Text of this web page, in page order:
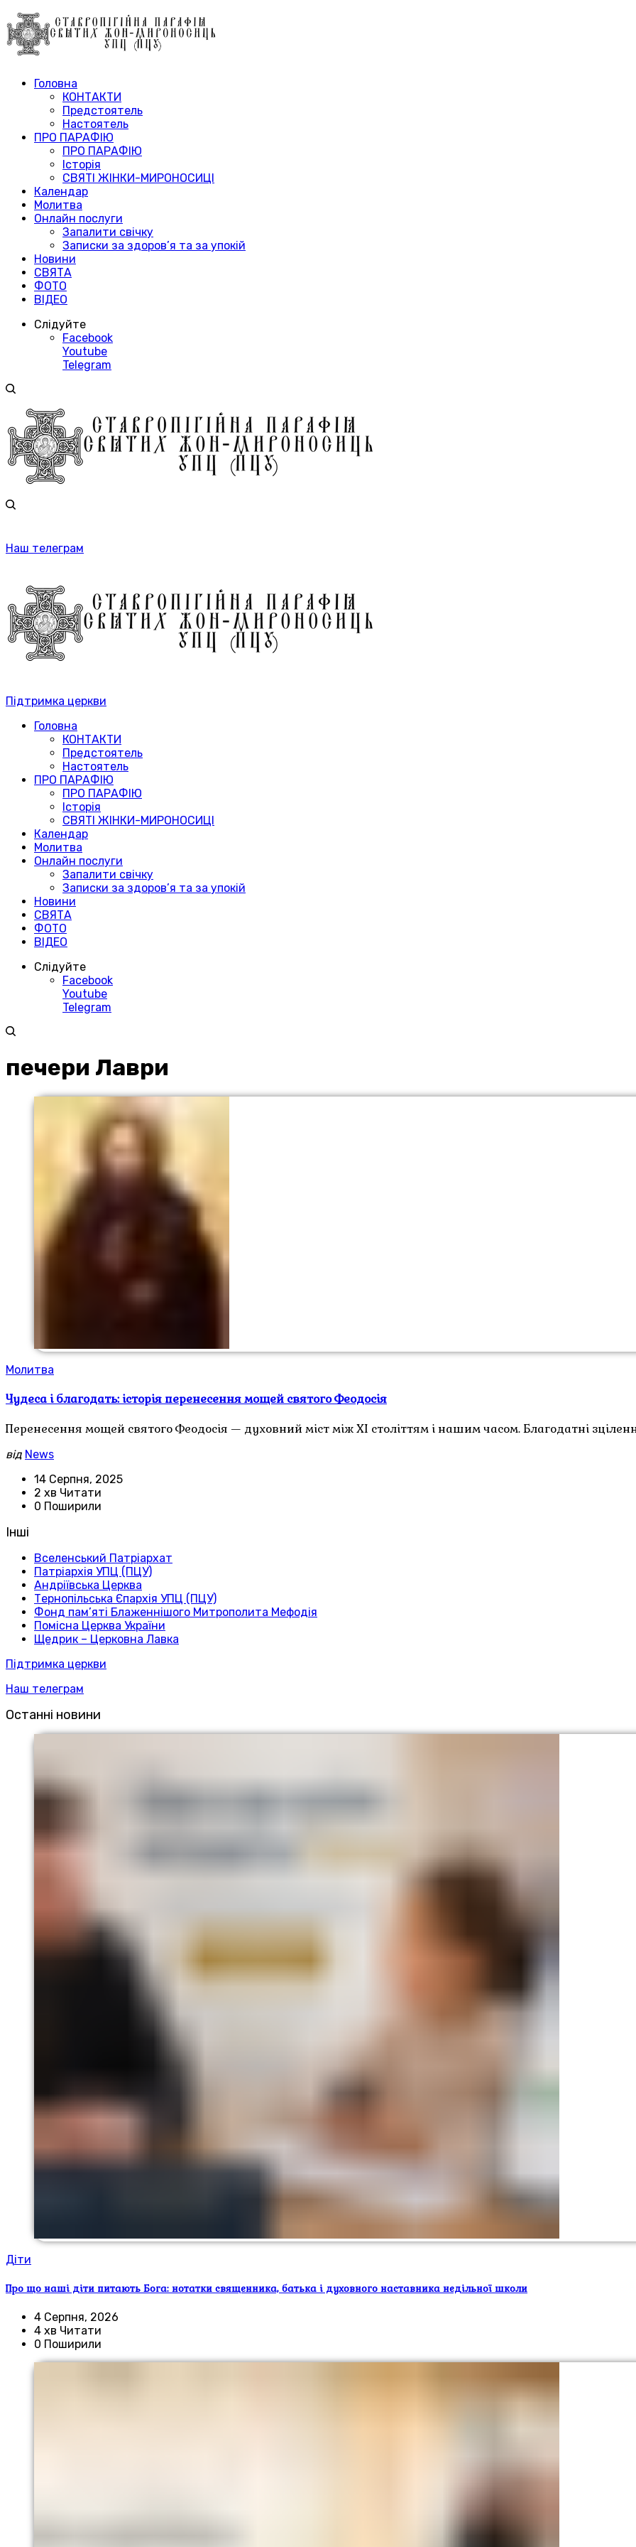
Головна
КОНТАКТИ
Предстоятель
Настоятель
ПРО ПАРАФІЮ
ПРО ПАРАФІЮ
Історія
СВЯТІ ЖІНКИ-МИРОНОСИЦІ
Календар
Молитва
Онлайн послуги
Запалити свічку
Записки за здоров’я та за упокій
Новини
СВЯТА
ФОТО
ВІДЕО
Слідуйте
Facebook
Youtube
Telegram
Наш телеграм
Підтримка церкви
Головна
КОНТАКТИ
Предстоятель
Настоятель
ПРО ПАРАФІЮ
ПРО ПАРАФІЮ
Історія
СВЯТІ ЖІНКИ-МИРОНОСИЦІ
Календар
Молитва
Онлайн послуги
Запалити свічку
Записки за здоров’я та за упокій
Новини
СВЯТА
ФОТО
ВІДЕО
Слідуйте
Facebook
Youtube
Telegram
печери Лаври
Молитва
Чудеса і благодать: історія перенесення мощей святого Феодосія
Перенесення мощей святого Феодосія — духовний міст між XI століттям і нашим часом. Благодатні
від News
14 Серпня, 2025
2 хв Читати
0 Поширили
Інші
Вселенський Патріархат
Патріархія УПЦ (ПЦУ)
Андріївська Церква
Тернопільська Єпархія УПЦ (ПЦУ)
Фонд пам’яті Блаженнішого Митрополита Мефодія
Помісна Церква України
Щедрик – Церковна Лавка
Підтримка церкви
Наш телеграм
Останні новини
Діти
Про що наші діти питають Бога: нотатки священника, батька і духовного наставника недільної школи
4 Серпня, 2026
4 хв Читати
0 Поширили